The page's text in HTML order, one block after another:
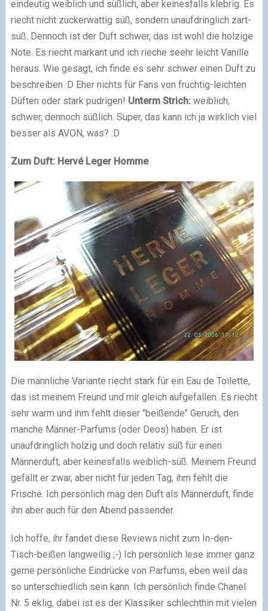
eindeutig weiblich und süßlich, aber keinesfalls klebrig. Es
riecht nicht zuckerwattig süß, sondern unaufdringlich zart-
süß. Dennoch ist der Duft schwer, das ist wohl die holzige
Note. Es riecht markant und ich rieche seehr leicht Vanille
heraus. Wie gesagt, ich finde es sehr schwer einen Duft zu
beschreiben :D Eher nichts für Fans von fruchtig-leichten
Düften oder stark pudrigen! Unterm Strich:weiblich,
schwer, dennoch süßlich. Super, das kann ich ja wirklich viel
besser als AVON, was? :D
Zum Duft: Hervé Leger Homme
Die männliche Variante riecht stark für ein Eau de Toilette,
das ist meinem Freund und mir gleich aufgefallen. Es riecht
sehr warm und ihm fehlt dieser "beißende" Geruch, den
manche Männer-Parfums (oder Deos) haben. Er ist
unaufdringlich holzig und doch relativ süß für einen
Männerduft, aber keinesfalls weiblich-süß. Meinem Freund
gefällt er zwar, aber nicht für jeden Tag, ihm fehlt die
Frische. Ich persönlich mag den Duft als Männerduft, finde
ihn aber auch für den Abend passender.
Ich hoffe, ihr fandet diese Reviews nicht zum In-den-
Tisch-beißen langweilig ;-) Ich persönlich lese immer ganz
gerne persönliche Eindrücke von Parfums, eben weil das
so unterschiedlich sein kann. Ich persönlich finde Chanel
Nr. 5 eklig, dabei ist es der Klassiker schlechthin mit vielen